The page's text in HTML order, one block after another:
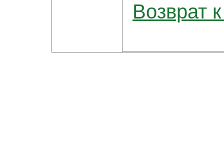
Возврат